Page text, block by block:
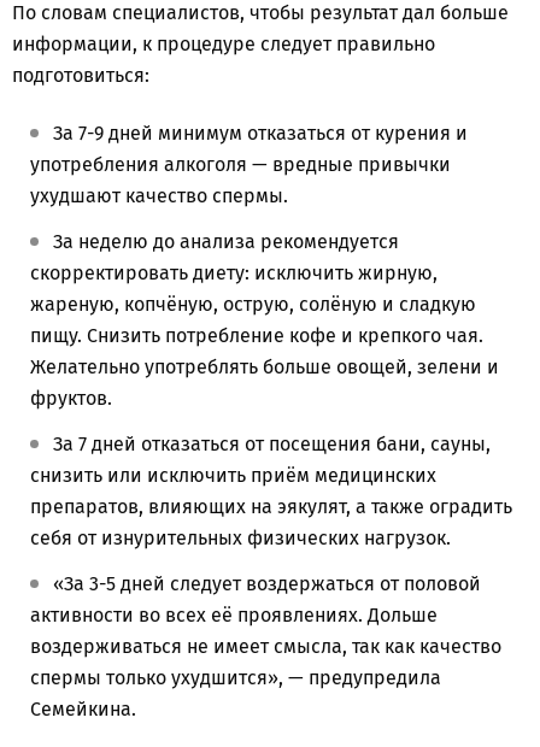
По словам специалистов, чтобы результат дал больше
информации, к процедуре следует правильно
подготовиться:
За 7-9 дней минимум отказаться от курения и
употребления алкоголя — вредные привычки
ухудшают качество спермы.
За неделю до анализа рекомендуется
скорректировать диету: исключить жирную,
жареную, копчёную, острую, солёную и сладкую
пищу. Снизить потребление кофе и крепкого чая.
Желательно употреблять больше овощей, зелени и
фруктов.
За 7 дней отказаться от посещения бани, сауны,
снизить или исключить приём медицинских
препаратов, влияющих на эякулят, а также оградить
себя от изнурительных физических нагрузок.
«За 3-5 дней следует воздержаться от половой
активности во всех её проявлениях. Дольше
воздерживаться не имеет смысла, так как качество
спермы только ухудшится», — предупредила
Семейкина.